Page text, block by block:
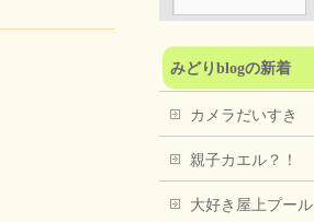
みどりblogの新着
カメラだいすき
親子カエル？！
大好き屋上プール